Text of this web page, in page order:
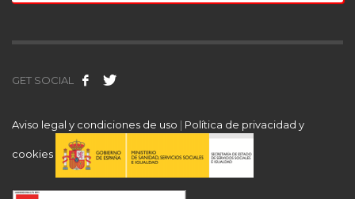
GET SOCIAL
Aviso legal y condiciones de uso | Política de privacidad y
cookies